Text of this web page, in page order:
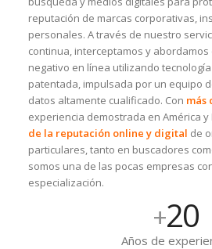
reputación de marcas corporativas,
personales. A través de nuestro
continua, interceptamos y
negativo en línea utilizando
patentada, impulsada por un equipo
datos altamente cualificado. Con más
experiencia demostrada en América y
de la reputación online y digital de
particulares, tanto en buscadores
somos una de las pocas empresas
especialización.
+20
Años de